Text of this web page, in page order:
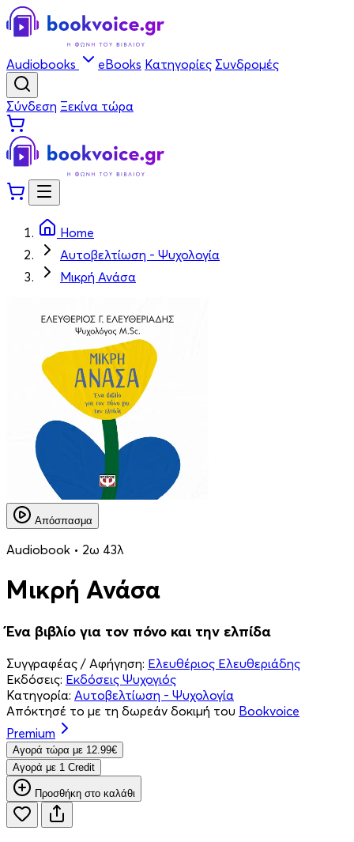
Audiobooks eBooks Κατηγορίες Συνδρομές
Σύνδεση Ξεκίνα τώρα
Home
Αυτοβελτίωση - Ψυχολογία
Μικρή Ανάσα
Απόσπασμα
Audiobook • 2ω 43λ
Μικρή Ανάσα
Ένα βιβλίο για τον πόνο και την ελπίδα
Συγγραφέας / Αφήγηση: Ελευθέριος Ελευθεριάδης
Εκδόσεις: Εκδόσεις Ψυχογιός
Κατηγορία: Αυτοβελτίωση - Ψυχολογία
Απόκτησέ το με τη δωρεάν δοκιμή του Bookvoice
Premium
Aγορά τώρα με 12.99€
Aγορά με 1 Credit
Προσθήκη στο καλάθι